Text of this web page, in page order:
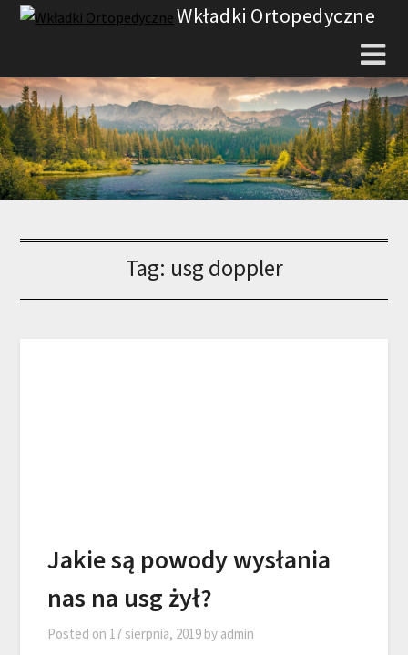
Skip
Wkładki Ortopedyczne
Tag: usg doppler
Jakie są powody wysłania
nas na usg żył?
Posted on 17 sierpnia, 2019 by admin